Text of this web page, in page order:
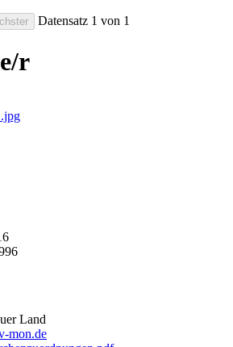
Datensatz 1 von 1
r
Land
mon.de